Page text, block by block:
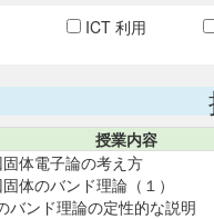
ICT 利用
授業内容
体電子論の考え方
体のバンド理論（１）
バンド理論の定性的な説明